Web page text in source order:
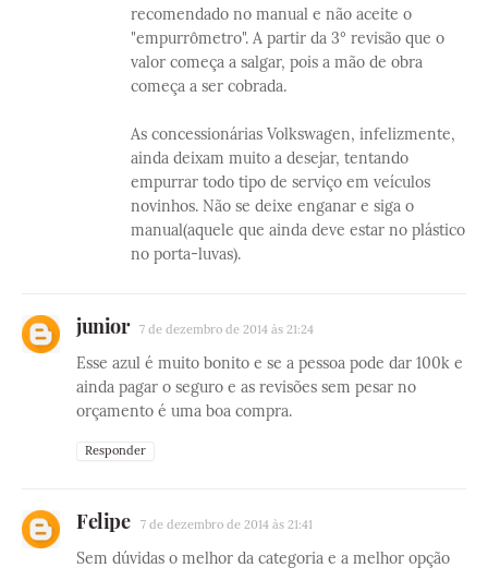
recomendado no manual e não aceite o
"empurrômetro". A partir da 3° revisão que o
valor começa a salgar, pois a mão de obra
começa a ser cobrada.
As concessionárias Volkswagen, infelizmente,
ainda deixam muito a desejar, tentando
empurrar todo tipo de serviço em veículos
novinhos. Não se deixe enganar e siga o
manual(aquele que ainda deve estar no plástico
no porta-luvas).
junior 7 de dezembro de 2014 às 21:24
Esse azul é muito bonito e se a pessoa pode dar 100k e
ainda pagar o seguro e as revisões sem pesar no
orçamento é uma boa compra.
Responder
Felipe 7 de dezembro de 2014 às 21:41
Sem dúvidas o melhor da categoria e a melhor opção